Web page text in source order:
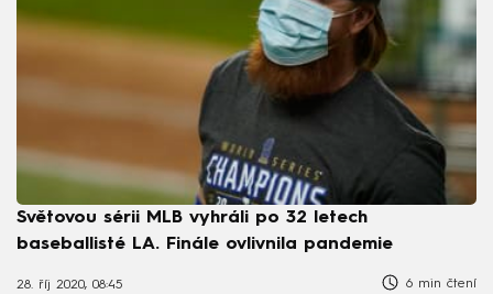
Světovou sérii MLB vyhráli po 32 letech
baseballisté LA. Finále ovlivnila pandemie
28. říj 2020, 08:45 6 min čtení